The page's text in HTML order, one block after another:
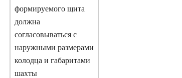
формируемого щита
должна
согласовываться с
наружными размерами
колодца и габаритами
шахты